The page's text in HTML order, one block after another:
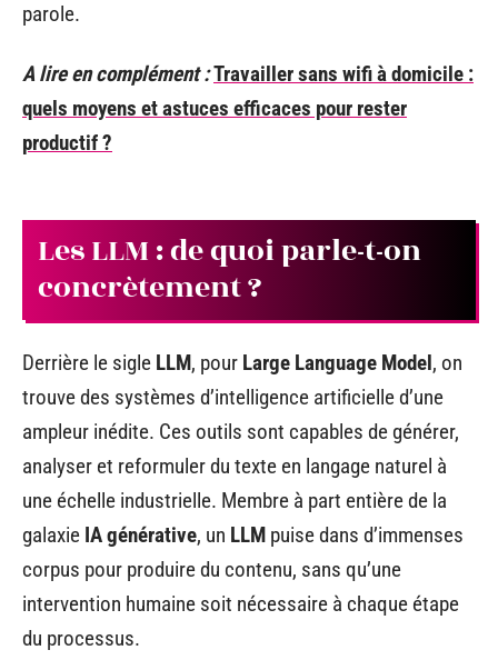
parole.
A lire en complément :Travailler sans wifi à domicile :
quels moyens et astuces efficaces pour rester
productif ?
Les LLM : de quoi parle-t-on
concrètement ?
Derrière le sigle LLM, pour Large Language Model, on
trouve des systèmes d’intelligence artificielle d’une
ampleur inédite. Ces outils sont capables de générer,
analyser et reformuler du texte en langage naturel à
une échelle industrielle. Membre à part entière de la
galaxie IA générative, un LLM puise dans d’immenses
corpus pour produire du contenu, sans qu’une
intervention humaine soit nécessaire à chaque étape
du processus.